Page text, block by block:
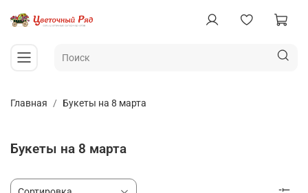
Главная Букеты на 8 марта
Букеты на 8 марта